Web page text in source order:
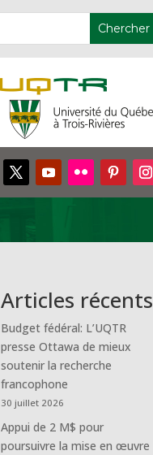
Articles récents
Budget fédéral: L’UQTR
presse Ottawa de mieux
soutenir la recherche
francophone
30 juillet 2026
Appui de 2 M$ pour
poursuivre la mise en œuvre